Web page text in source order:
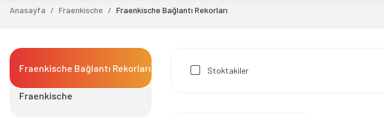
Anasayfa Fraenkische Fraenkische Bağlantı Rekorları
Fraenkische Bağlantı Rekorları
Fraenkische
Stoktakiler